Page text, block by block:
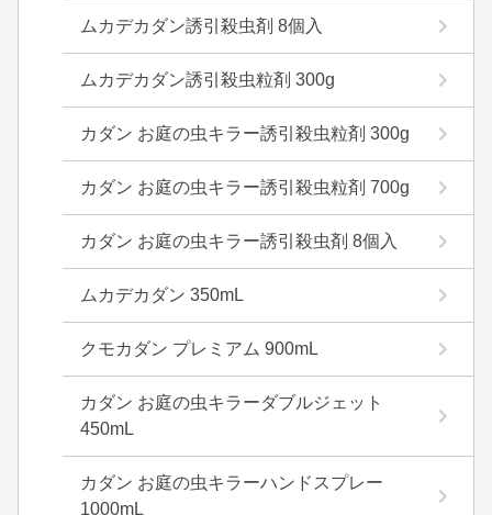
ムカデカダン誘引殺虫剤 8個入
ムカデカダン誘引殺虫粒剤 300g
カダン お庭の虫キラー誘引殺虫粒剤 300g
カダン お庭の虫キラー誘引殺虫粒剤 700g
カダン お庭の虫キラー誘引殺虫剤 8個入
ムカデカダン 350mL
クモカダン プレミアム 900mL
カダン お庭の虫キラーダブルジェット
450mL
カダン お庭の虫キラーハンドスプレー
1000mL